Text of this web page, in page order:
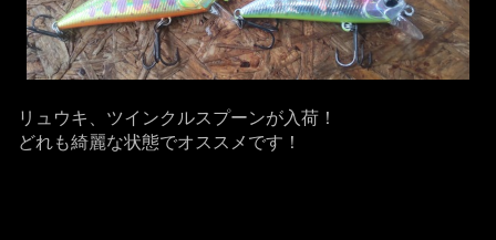
リュウキ、ツインクルスプーンが入荷！
どれも綺麗な状態でオススメです！